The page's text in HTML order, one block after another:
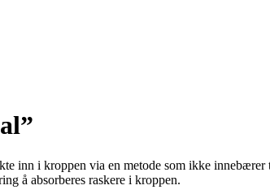
inn i kroppen via en metode som ikke
å absorberes raskere i kroppen.